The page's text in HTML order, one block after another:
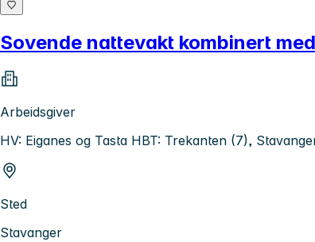
Sovende nattevakt kombinert
Arbeidsgiver
HV: Eiganes og Tasta HBT: Trekanten (7),
Sted
Stavanger